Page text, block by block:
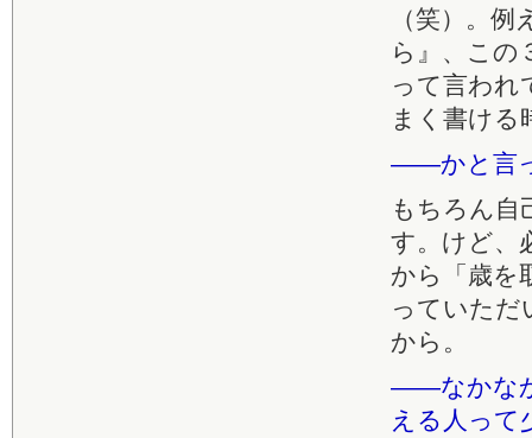
（笑）。
ら』、この
って言われ
まく書ける
――かと言
もちろん自
す。けど、
から「歳を
っていただ
から。
――なかな
える人って